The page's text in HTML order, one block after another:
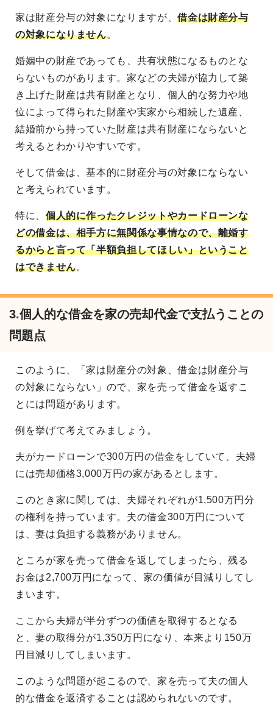
家は財産分与の対象になりますが、借金は財産分与
の対象になりません。
婚姻中の財産であっても、共有状態になるものとな
らないものがあります。家などの夫婦が協力して築
き上げた財産は共有財産となり、個人的な努力や地
位によって得られた財産や実家から相続した遺産、
結婚前から持っていた財産は共有財産にならないと
考えるとわかりやすいです。
そして借金は、基本的に財産分与の対象にならない
と考えられています。
特に、 個人的に作ったクレジットやカードローンな
どの借金は、相手方に無関係な事情なので、離婚す
るからと言って「半額負担してほしい」ということ
はできません。
3.個人的な借金を家の売却代金で支払うことの
問題点
このように、「家は財産分の対象、借金は財産分与
の対象にならない」ので、家を売って借金を返すこ
とには問題があります。
例を挙げて考えてみましょう。
夫がカードローンで300万円の借金をしていて、夫婦
には売却価格3,000万円の家があるとします。
このとき家に関しては、夫婦それぞれが1,500万円分
の権利を持っています。夫の借金300万円について
は、妻は負担する義務がありません。
ところが家を売って借金を返してしまったら、残る
お金は2,700万円になって、家の価値が目減りしてし
まいます。
ここから夫婦が半分ずつの価値を取得するとなる
と、妻の取得分が1,350万円になり、本来より150万
円目減りしてしまいます。
このような問題が起こるので、家を売って夫の個人
的な借金を返済することは認められないのです。